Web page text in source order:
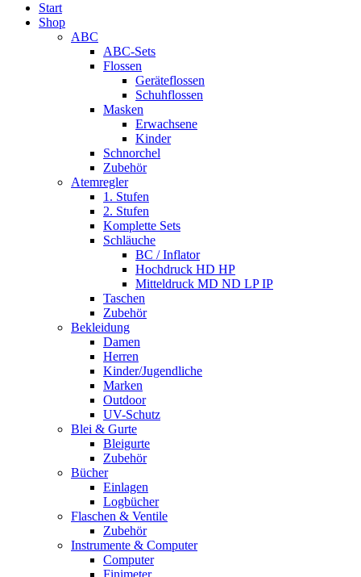
Start
Shop
ABC
ABC-Sets
Flossen
Geräteflossen
Schuhflossen
Masken
Erwachsene
Kinder
Schnorchel
Zubehör
Atemregler
1. Stufen
2. Stufen
Komplette Sets
Schläuche
BC / Inflator
Hochdruck HD HP
Mitteldruck MD ND LP IP
Taschen
Zubehör
Bekleidung
Damen
Herren
Kinder/Jugendliche
Marken
Outdoor
UV-Schutz
Blei & Gurte
Bleigurte
Zubehör
Bücher
Einlagen
Logbücher
Flaschen & Ventile
Zubehör
Instrumente & Computer
Computer
Finimeter